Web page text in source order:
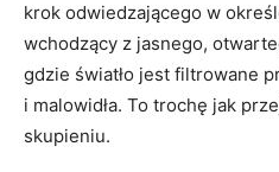
krok odwiedzającego w
wchodzący z jasnego,
gdzie światło jest filtrowane
i malowidła. To trochę jak
skupieniu.